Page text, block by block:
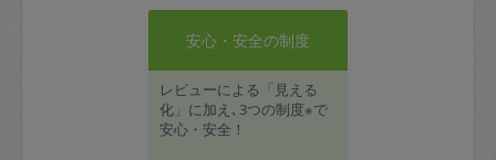
安心・安全の制度
レビューによる「見える
化」に加え､3つの制度※で
安心・安全！